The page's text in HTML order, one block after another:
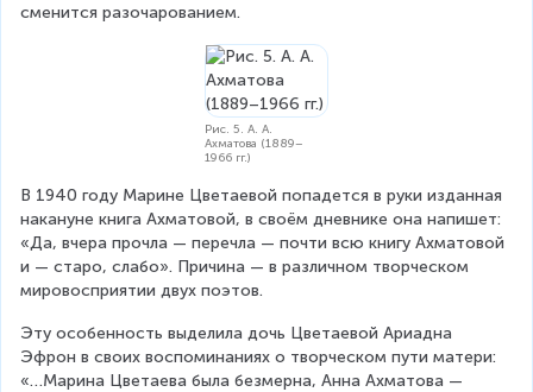
сменится разочарованием.
Рис. 5. А. А.
Ахматова (1889–
1966 гг.)
В 1940 году Марине Цветаевой попадется в руки изданная
накануне книга Ахматовой, в своём дневнике она напишет:
«Да, вчера прочла — перечла — почти всю книгу Ахматовой
и — старо, слабо». Причина — в различном творческом
мировосприятии двух поэтов.
Эту особенность выделила дочь Цветаевой Ариадна
Эфрон в своих воспоминаниях о творческом пути матери:
«…Марина Цветаева была безмерна, Анна Ахматова —